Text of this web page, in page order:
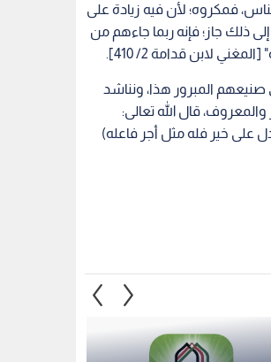
فمكروه؛ لأن فيه زيادة على
ذلك جاز؛ فإنه ربما جاءهم من
لابن قدامة 2/ 410].
المبرور هذا، ونناشد
قال الله تعالى:
وسلم: (من دل على خير فله مثل أجر فاعله)